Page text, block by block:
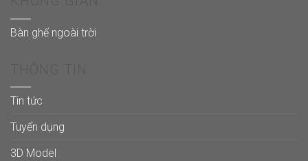
Bàn ghế ngoài trời
Tin tức
Tuyển dụng
3D Model